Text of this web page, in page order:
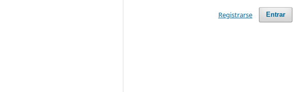
Entrar
Registrarse